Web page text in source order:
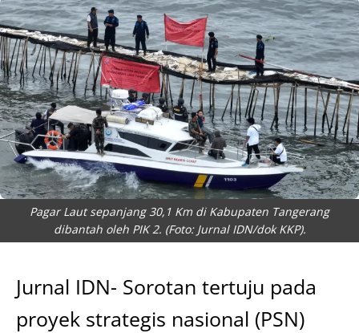
Pagar Laut sepanjang 30,1 Km di Kabupaten Tangerang
dibantah oleh PIK 2. (Foto: Jurnal IDN/dok KKP).
Jurnal IDN- Sorotan tertuju pada
proyek strategis nasional (PSN)